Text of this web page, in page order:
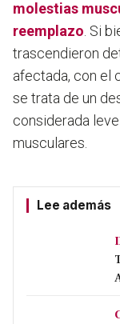
molestias
reemplazo . Si
trascendieron
afectada, con el
se trata de un
considerada
musculares.
Lee además